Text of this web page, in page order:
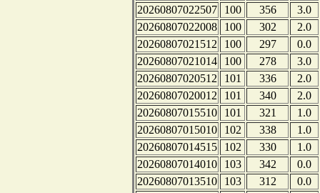
20260807022507
100 356
3.0
20260807022008
100 302
2.0
20260807021512
100 297
0.0
20260807021014
100 278
3.0
20260807020512
101 336
2.0
20260807020012
101 340
2.0
20260807015510
101 321
1.0
20260807015010
102 338
1.0
20260807014515
102 330
1.0
20260807014010
103 342
0.0
20260807013510
103 312
0.0